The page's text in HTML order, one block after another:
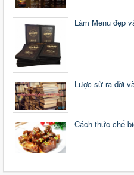
Làm Menu đẹp
Lược sử ra đời
Cách thức chế